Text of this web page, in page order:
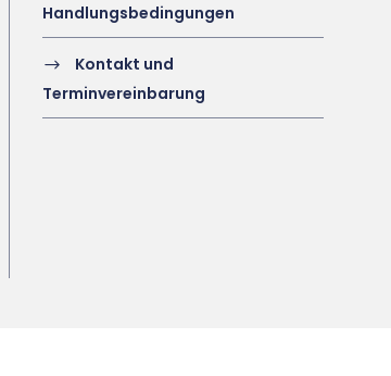
Handlungsbedingungen
Kontakt und
Terminvereinbarung